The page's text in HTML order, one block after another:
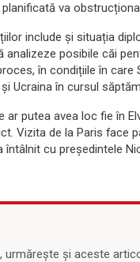
va
include și situația
posibile căi
în condițiile în care
Ucraina în cursul
putea avea loc fie în
Vizita de la Paris face
cu președintele
și aceste